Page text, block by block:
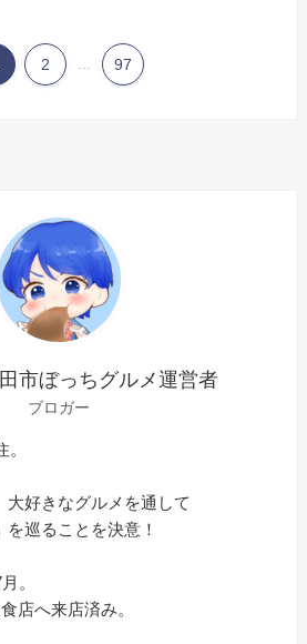
2 97
市ぼっちグルメ運営者
ブロガー
大好きなグルメを通して
を巡ることを決意！
。
店へ来店済み。